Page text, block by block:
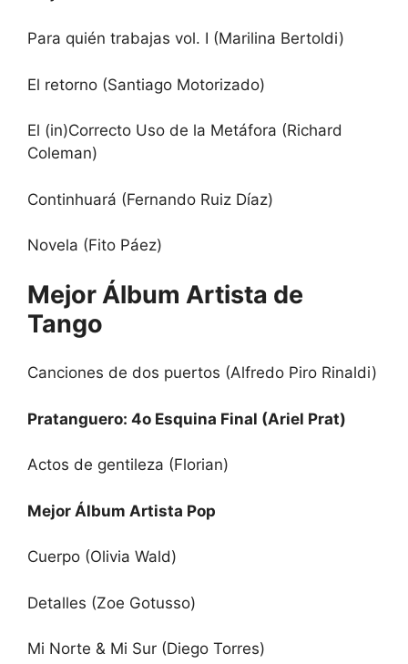
Para quién trabajas vol. I (Marilina Bertoldi)
El retorno (Santiago Motorizado)
El (in)Correcto Uso de la Metáfora (Richard
Coleman)
Continhuará (Fernando Ruiz Díaz)
Novela (Fito Páez)
Mejor Álbum Artista de
Tango
Canciones de dos puertos (Alfredo Piro Rinaldi)
Pratanguero: 4o Esquina Final (Ariel Prat)
Actos de gentileza (Florian)
Mejor Álbum Artista Pop
Cuerpo (Olivia Wald)
Detalles (Zoe Gotusso)
Mi Norte & Mi Sur (Diego Torres)